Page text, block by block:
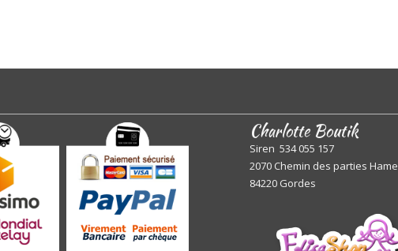
Charlotte Boutik
Siren 534 055 157
2070 Chemin des parties
84220 Gordes